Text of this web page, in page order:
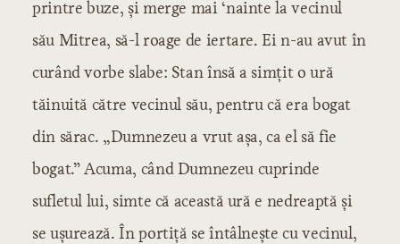
printre buze, și merge mai ‘nainte la vecinul
său Mitrea, să-l roage de iertare. Ei n-au avut în
curând vorbe slabe: Stan însă a simțit o ură
tăinuită către vecinul său, pentru că era bogat
din sărac. „Dumnezeu a vrut așa, ca el să fie
bogat.” Acuma, când Dumnezeu cuprinde
sufletul lui, simte că această ură e nedreaptă și
se ușurează. În portiță se întâlnește cu vecinul,